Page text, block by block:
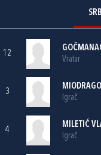
12
Vratar
3
Igrač
4
MILETIĆ
Igrač